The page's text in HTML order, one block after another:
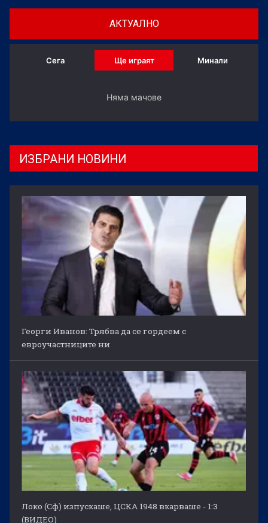
АКТУАЛНО
Сега Ще играят Минали
Няма мачове
ИЗБРАНИ НОВИНИ
Георги Иванов: Трябва да се гордеем с
евроучастниците ни
Локо (Сф) изпускаше, ЦСКА 1948 вкарваше - 1:3
(ВИДЕО)